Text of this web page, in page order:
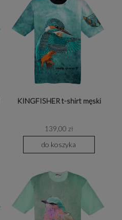
KINGFISHER t-shirt męski
139,00 zł
do koszyka